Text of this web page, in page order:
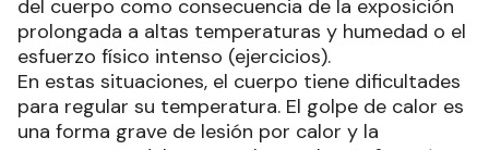
del cuerpo como consecuencia de la exposición
prolongada a altas temperaturas y humedad o el
esfuerzo físico intenso (ejercicios).
En estas situaciones, el cuerpo tiene dificultades
para regular su temperatura. El golpe de calor es
una forma grave de lesión por calor y la